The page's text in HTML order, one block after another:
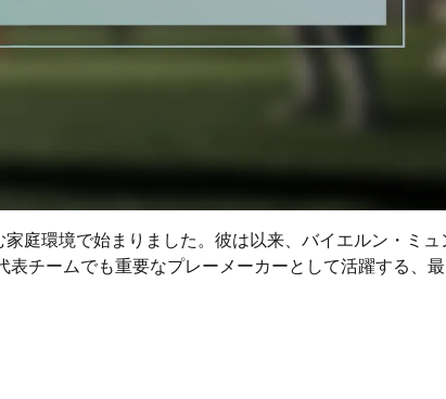
庭環境で始まりました。彼は以来、バイエルン・ミュ
チームでも重要なプレーメーカーとして活躍する、